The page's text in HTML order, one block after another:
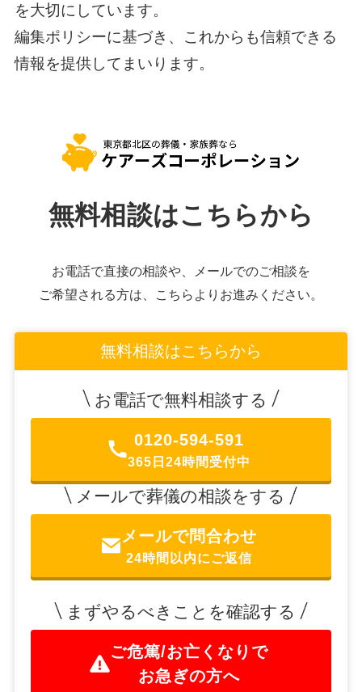
を大切にしています。
編集ポリシーに基づき、これからも信頼できる
情報を提供してまいります。
無料相談はこちらから
お電話で直接の相談や、メールでのご相談を
ご希望される方は、こちらよりお進みください。
無料相談はこちらから
お電話で無料相談する
0120-594-591
365日24時間受付中
メールで葬儀の相談をする
メールで問合わせ
24時間以内にご返信
まずやるべきことを確認する
ご危篤/お亡くなりで
お急ぎの方へ